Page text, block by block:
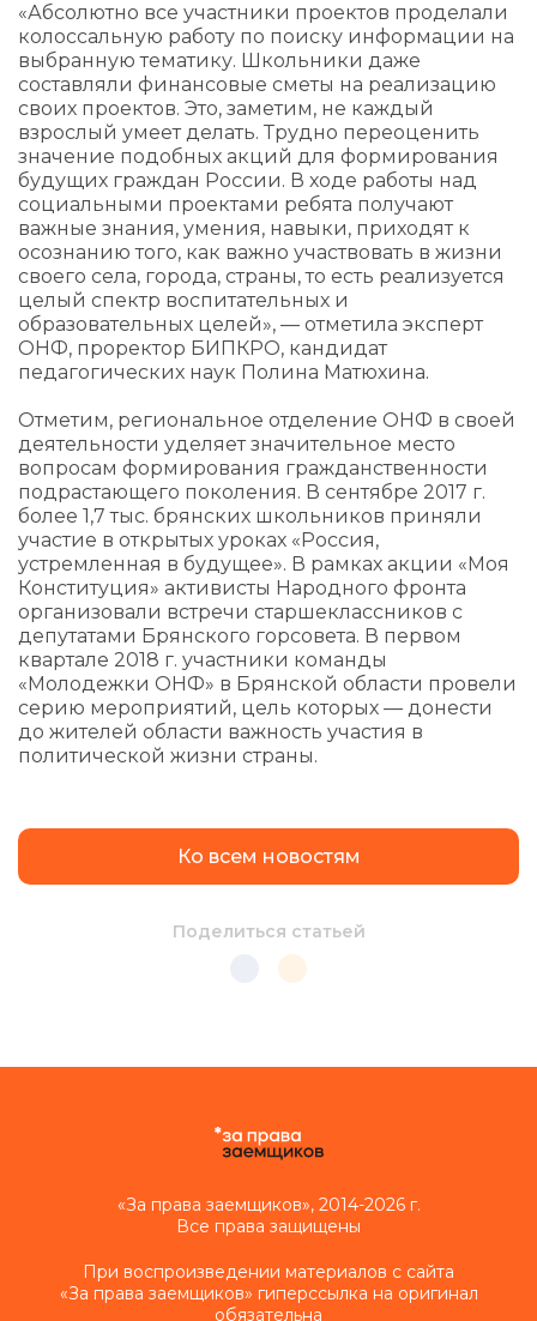
«Абсолютно все участники проектов проделали
колоссальную работу по поиску информации на
выбранную тематику. Школьники даже
составляли финансовые сметы на реализацию
своих проектов. Это, заметим, не каждый
взрослый умеет делать. Трудно переоценить
значение подобных акций для формирования
будущих граждан России. В ходе работы над
социальными проектами ребята получают
важные знания, умения, навыки, приходят к
осознанию того, как важно участвовать в жизни
своего села, города, страны, то есть реализуется
целый спектр воспитательных и
образовательных целей», — отметила эксперт
ОНФ, проректор БИПКРО, кандидат
педагогических наук Полина Матюхина.
Отметим, региональное отделение ОНФ в своей
деятельности уделяет значительное место
вопросам формирования гражданственности
подрастающего поколения. В сентябре 2017 г.
более 1,7 тыс. брянских школьников приняли
участие в открытых уроках «Россия,
устремленная в будущее». В рамках акции «Моя
Конституция» активисты Народного фронта
организовали встречи старшеклассников с
депутатами Брянского горсовета. В первом
квартале 2018 г. участники команды
«Молодежки ОНФ» в Брянской области провели
серию мероприятий, цель которых — донести
до жителей области важность участия в
политической жизни страны.
Ко всем новостям
Поделиться статьей
«За права заемщиков», 2014-2026 г.
Все права защищены
При воспроизведении материалов с сайта
«За права заемщиков» гиперссылка на оригинал
обязательна